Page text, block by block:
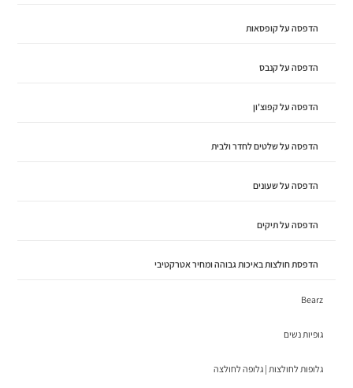
הדפסה על קופסאות
הדפסה על קנבס
הדפסה על קפוצ'ון
הדפסה על שלטים לחדר ולבית
הדפסה על שעונים
הדפסה על תיקים
הדפסת חולצות באיכות גבוהה ומחיר אטרקטיבי
Bearz
גופיות נשים
גלופות לחולצות | גלופה לחולצה